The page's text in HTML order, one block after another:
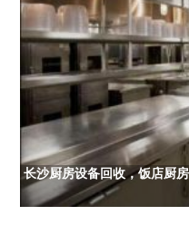
长沙厨房设备回收，饭店厨